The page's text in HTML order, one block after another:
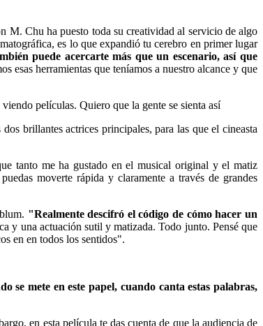
M. Chu ha puesto toda su creatividad al servicio de algo
es lo que expandió tu cerebro en primer lugar
puede acercarte más que un escenario, así que
esas herramientas que teníamos a nuestro alcance y que
películas. Quiero que la gente se sienta así
brillantes actrices principales, para las que el cineasta
tanto me ha gustado en el musical original y el matiz
moverte rápida y claramente a través de grandes
"Realmente descifró el código de cómo hacer un
y una actuación sutil y matizada. Todo junto. Pensé que
en en todos los sentidos".
se mete en este papel, cuando canta estas palabras,
en esta película te das cuenta de que la audiencia de